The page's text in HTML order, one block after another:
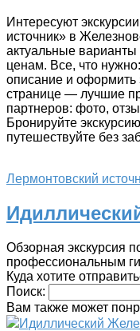
Интересуют
источник» в
актуальные
ценам. Все, что
описание и оформить
странице — лучшие
партнеров: фото,
Бронируйте
путешествуйте без
Лермонтовский
Обзорная экскурсия
профессиональным
Куда хотите
Поиск:
Вам также может
Идиллический